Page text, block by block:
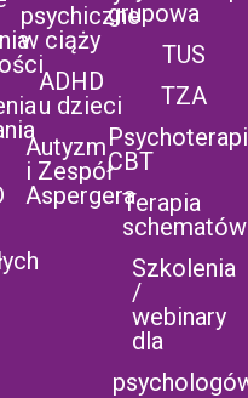
psychiczne
w ciąży
ADHD
u dzieci
Autyzm
i Zespół
Aspergera
grupowa
TUS
TZA
CBT
Terapia
schematów
Szkolenia
/
webinary
dla